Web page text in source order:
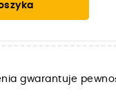
gwarantuje